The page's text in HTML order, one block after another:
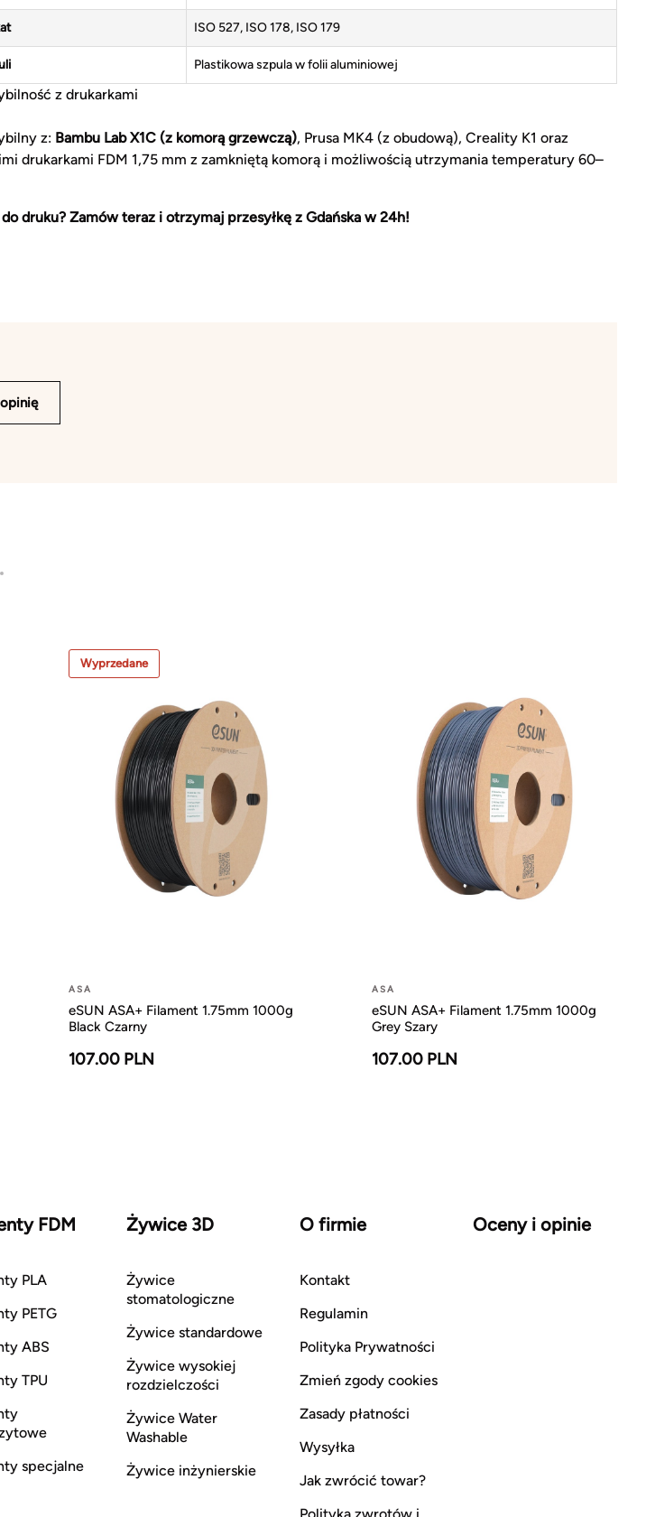
ISO 527, ISO 178, ISO 179
Plastikowa szpula w folii aluminiowej
z drukarkami
z: Bambu Lab X1C (z komorą grzewczą), Prusa MK4 (z obudową), Creality K1 oraz
drukarkami FDM 1,75 mm z zamkniętą komorą i możliwością utrzymania temperatury 60–
druku? Zamów teraz i otrzymaj przesyłkę z Gdańska w 24h!
Wyprzedane
ASA
eSUN ASA+ Filament 1.75mm 1000g
Black Czarny
107.00 PLN
ASA
eSUN ASA+ Filament 1.75mm 1000g
Grey Szary
107.00 PLN
FDM
PLA
PETG
ABS
TPU
specjalne
Żywice 3D
Żywice
stomatologiczne
Żywice standardowe
Żywice wysokiej
rozdzielczości
Żywice Water
Washable
Żywice inżynierskie
O firmie
Kontakt
Regulamin
Polityka Prywatności
Zmień zgody cookies
Zasady płatności
Wysyłka
Jak zwrócić towar?
Oceny i opinie